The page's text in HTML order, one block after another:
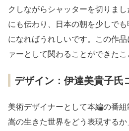
クしながらシャッターを切りま
にも伝わり、日本の朝を少しで
になればうれしいです。この作
ァーとして関わることができたこ
デザイン：伊達美貴子氏
美術デザイナーとして本編の番
嵩の生きた世界をどう表現する